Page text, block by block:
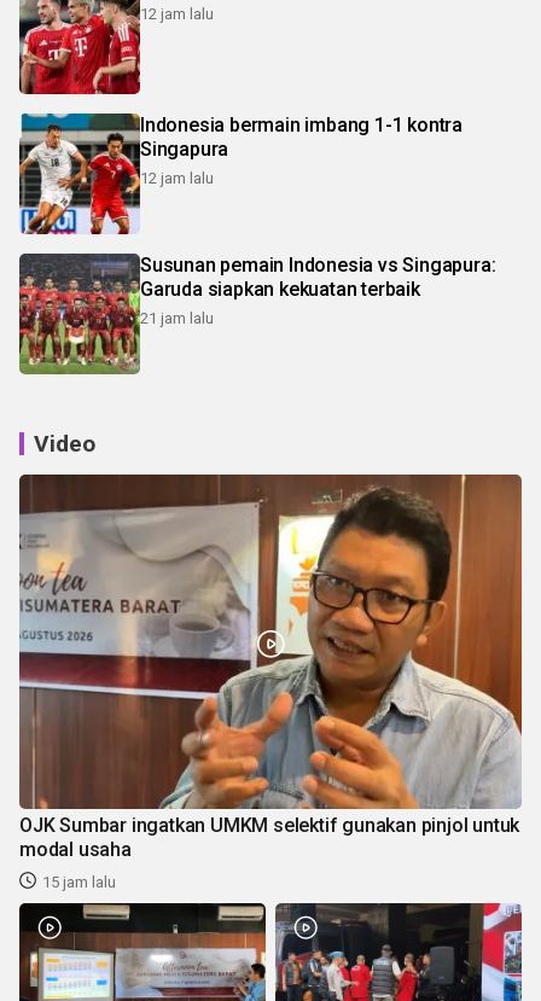
12 jam lalu
Indonesia bermain imbang 1-1 kontra
Singapura
12 jam lalu
Susunan pemain Indonesia vs Singapura:
Garuda siapkan kekuatan terbaik
21 jam lalu
Video
OJK Sumbar ingatkan UMKM selektif gunakan pinjol untuk
modal usaha
15 jam lalu